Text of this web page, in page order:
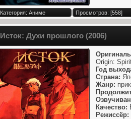
Категория: Аниме Просмотров: [558]
Исток: Духи прошлого (2006)
Origin:
Год
Страна:
Жанр:
Качество:
Режиссёр: